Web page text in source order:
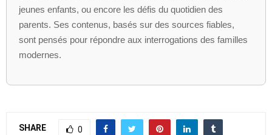
jeunes enfants, ou encore les défis du quotidien des
parents. Ses contenus, basés sur des sources fiables,
sont pensés pour répondre aux interrogations des familles
modernes.
SHARE 0